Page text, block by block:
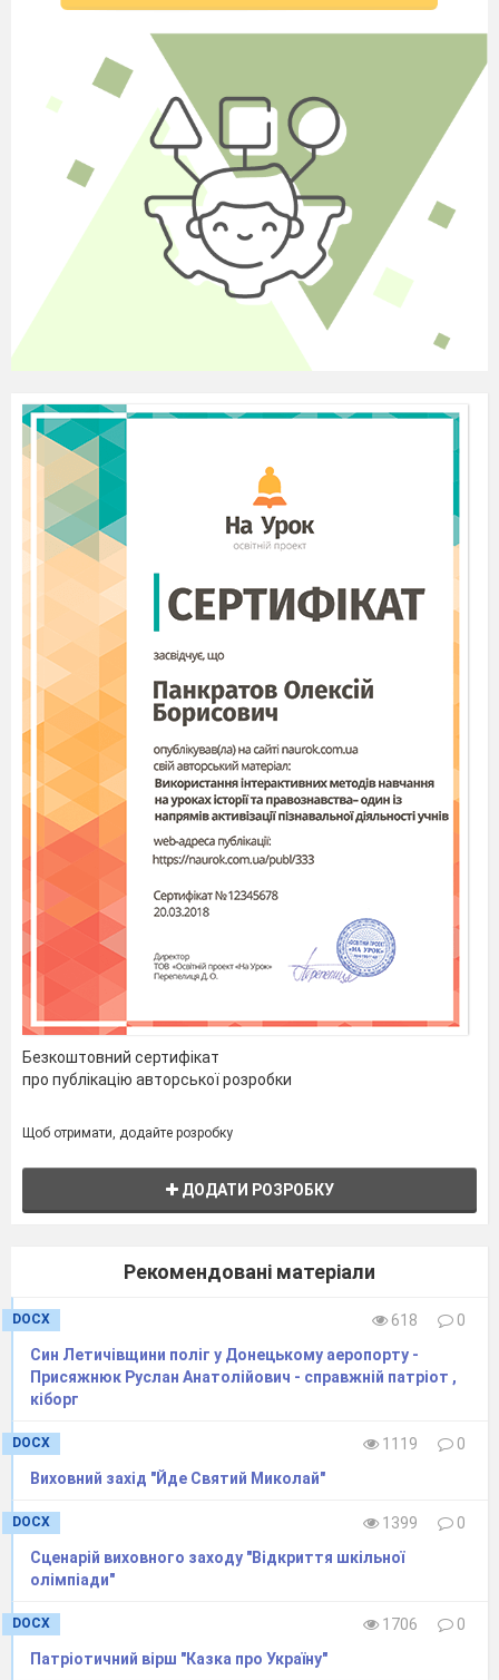
Стоїмо й чекаємо.
На яке нам стати місце
Ми іще не знаємо.
Первокласник 2:
Страшнувато нам іти,
Трішечки ніяково.
За веселу, гарну зустріч
Щиро ми подякуєм.
Першокласник 3:
Ох, я мало не спізни лась —
Справ багато, забари
Першокласник 4:
Не журіться, добре буде,
Головне, що ми прийшли.
Вчаться ж якось в школі люди.,,
Подивись, як підросли...
Першокласник 5:
От і ми тут підростемо.
Рідна школо, нас стрічай!
Вчитися сюди ідемо —
Ширше двері відчиняй!
Ведучий
Вітаємо наймолодших учнів на чолі з
турботливими вчителями. Вони навчить вас
бачити світ у чудових, незвичайних кольорах
людських почуттів!
Танець першокласників
Ведуча
У ріднім краю зелен – гай шумить.
Я б знати рада, про що він мріє – спить.
Я слухала, як кожна деревина
Ведучий
Живи та міцній Українська Державо! –
Тебе захищають мільйони борців,
І над Україною віки майорів!
Урочиста лінійка на честь свята Першого
дзвоника та Дня знань оголошується
відкритою!
Право підняти Державний Прапор
України надається кращим випускникам школи
Грайте, фанфари,
Хай стане світлим наше свято!
Безкоштовний сертифікат
про публікацію авторської розробки
Щоб отримати, додайте розробку
ДОДАТИ РОЗРОБКУ
Рекомендовані матеріали
DOCX 618
0
Син Летичівщини поліг у Донецькому аеропорту -
Присяжнюк Руслан Анатолійович - справжній патріот ,
кіборг
DOCX 1119
0
Виховний захід "Йде Святий Миколай"
DOCX 1399
0
Сценарій виховного заходу "Відкриття шкільної
олімпіади"
DOCX 1706
0
Патріотичний вірш "Казка про Україну"